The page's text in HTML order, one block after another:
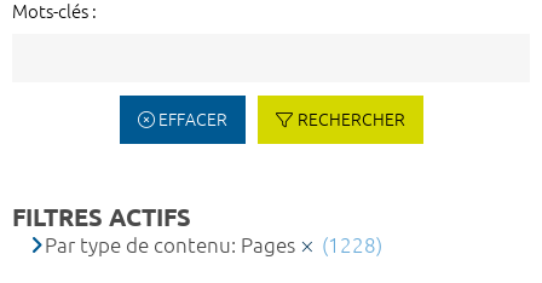
Mots-clés :
EFFACER RECHERCHER
FILTRES ACTIFS
Par type de contenu: Pages (1228)